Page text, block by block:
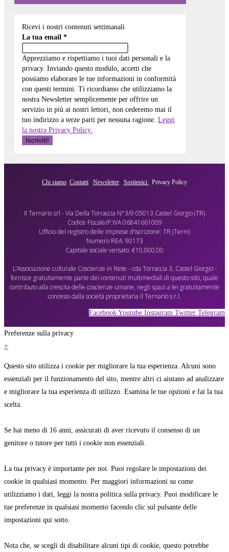
Ricevi i nostri contenuti settimanali
La tua email *
Apprezziamo e rispettiamo i tuoi dati personali e la
privacy. Inviando questo modulo, accetti che
possiamo elaborare le tue informazioni in conformità
con questi termini. Ti ricordiamo che utilizziamo la
nostra Newsletter semplicemente per offrire un
servizio in più ai nostri lettori, non cederemo mai il
tuo indirizzo a terze parti per nessuna ragione. Leggi
la nostra Privacy Policy.
Chi siamo Contatti Newsletter Sostienici Privacy Policy
Il Ternario srl - Via Della Torraccia N°3/9 05013 Castel Giorgio (TR)
Codice Fiscale/P.IVA 06841661009
Ufficio del registro delle imprese d’iscrizione: TR (Terni)
Numero REA: 90173
Capitale sociale versato: €10.000,00
L’Associazione culturale Coscienze in Rete - cda Torraccia 3, Castel Giorgio -
fornisce gratuitamente parte dei contenuti multimediali di questo sito, quale
contributo alla crescita delle coscienze umane, negli spazi a lei gratuitamente
concessi dalla società proprietaria il Ternario s.r.l.
Facebook Youtube Instagram Twitter Telegram
Preferenze sulla privacy
×
Questo sito utilizza i cookie per migliorare la tua esperienza. Alcuni sono
essenziali per il funzionamento del sito, mentre altri ci aiutano ad analizzare
e migliorare la tua esperienza di utilizzo. Esamina le tue opzioni e fai la tua
scelta.
Se hai meno di 16 anni, assicurati di aver ricevuto il consenso di un
genitore o tutore per tutti i cookie non essenziali.
La tua privacy è importante per noi. Puoi regolare le impostazioni dei
cookie in qualsiasi momento. Per maggiori informazioni su come
utilizziamo i dati, leggi la nostra politica sulla privacy. Puoi modificare le
tue preferenze in qualsiasi momento facendo clic sul pulsante delle
impostazioni qui sotto.
Nota che, se scegli di disabilitare alcuni tipi di cookie, questo potrebbe